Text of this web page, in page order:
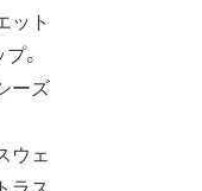
ット
。
ーズ
ウェ